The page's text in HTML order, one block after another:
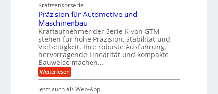
h
i
n
d
e
t
r
i
e
b
e
n
d
A
u
f
t
r
a
l
o
s
e
,
w
e
n
i
g
h
n
s
t
a
n
g
e
n
g
e
t
r
Kraftsensorserie
Präzision für Automotive und
Maschinenbau
Kraftaufnehmer der Serie K von GTM
stehen für hohe Präzision, Stabilität und
Vielseitigkeit. Ihre robuste Ausführung,
hervorragende Linearität und kompakte
Bauweise machen…
Weiterlesen:
P
ä
Jetzt auch als Web-App